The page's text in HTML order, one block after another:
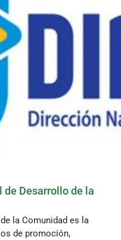
de Desarrollo de la
la Comunidad es la
de promoción,